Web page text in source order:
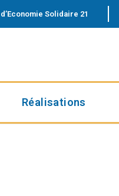
Solidaire 21
Réalisations